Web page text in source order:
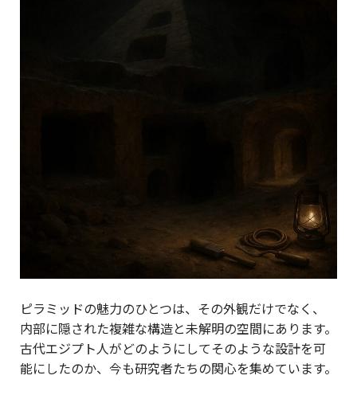
ピラミッドの魅力のひとつは、その外観だけでなく、
内部に隠された複雑な構造と未解明の空間にあります。
古代エジプト人がどのようにしてそのような設計を可
能にしたのか、今も研究者たちの関心を集めています。